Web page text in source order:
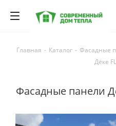
Главная - Каталог - Фасадные
Дёке
Фасадные панели